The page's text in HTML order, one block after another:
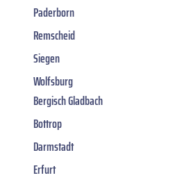
Paderborn
Remscheid
Siegen
Wolfsburg
Bergisch Gladbach
Bottrop
Darmstadt
Erfurt